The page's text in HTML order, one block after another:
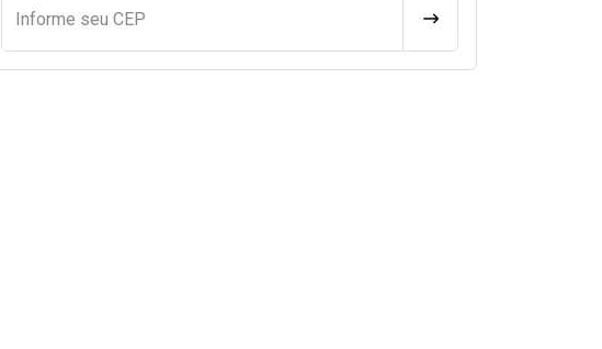
Informe seu CEP CALCULAR FRETE